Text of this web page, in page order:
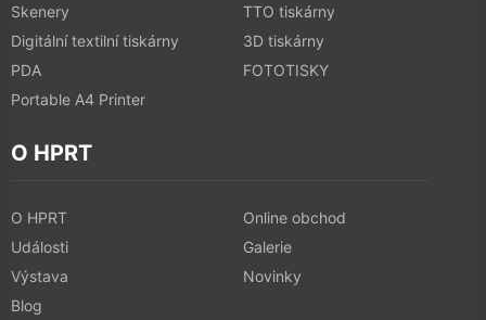
Skenery
TTO tiskárny
Digitální textilní tiskárny
3D tiskárny
PDA
FOTOTISKY
Portable A4 Printer
O HPRT
O HPRT
Online obchod
Události
Galerie
Výstava
Novinky
Blog